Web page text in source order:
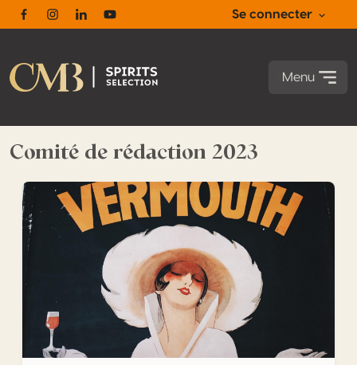
FacebookInstagram
LinkedinYoutube
Se connecter
Menu
Comité de rédaction 2023
L’histoire du vermouth